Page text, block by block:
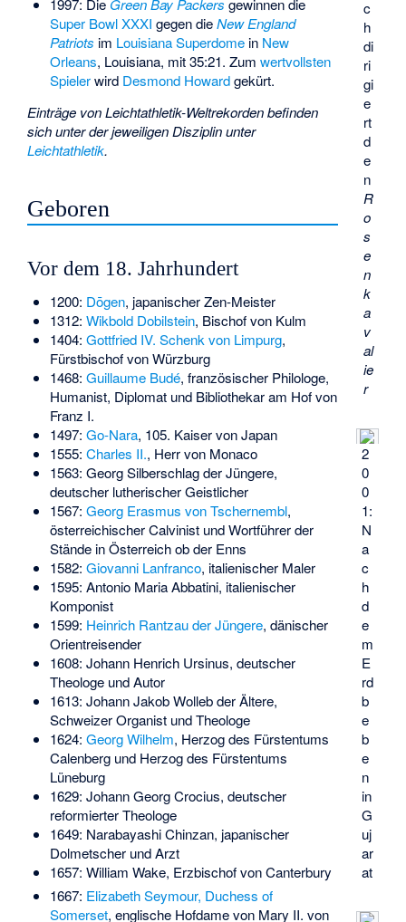
c
h
di
ri
gi
e
rt
d
e
n
R
o
s
e
n
k
a
v
a­l
ie
r
2
0
0
1:
N
a
c
h
d
e
m
E
rd
b
e
b
e
n
in
G
uj
ar
at
1997: Die Green Bay Packers gewinnen die
Super Bowl XXXI gegen dieNew England
Patriots im Louisiana Superdomein New
Orleans, Louisiana, mit 35:21. Zum wertvollsten
Spielerwird Desmond Howardgekürt.
Einträge von Leichtathletik-Weltrekorden befinden
sich unter der jeweiligen Disziplin unter
Leichtathletik.
Geboren
Vor dem 18. Jahrhundert
1200: Dōgen, japanischer Zen-Meister
1312: Wikbold Dobilstein, Bischof von Kulm
1404: Gottfried IV. Schenk von Limpurg,
Fürstbischof von Würzburg
1468: Guillaume Budé, französischer Philologe,
Humanist, Diplomat und Bibliothekar am Hof von
Franz I.
1497: Go-Nara, 105. Kaiser von Japan
1555: Charles II., Herr von Monaco
1563: Georg Silberschlag der Jüngere,
deutscher lutherischer Geistlicher
1567: Georg Erasmus von Tschernembl,
österreichischer Calvinist und Wortführer der
Stände in Österreich ob der Enns
1582: Giovanni Lanfranco, italienischer Maler
1595: Antonio Maria Abbatini, italienischer
Komponist
1599: Heinrich Rantzau der Jüngere, dänischer
Orientreisender
1608: Johann Henrich Ursinus, deutscher
Theologe und Autor
1613: Johann Jakob Wolleb der Ältere,
Schweizer Organist und Theologe
1624: Georg Wilhelm, Herzog des Fürstentums
Calenberg und Herzog des Fürstentums
Lüneburg
1629: Johann Georg Crocius, deutscher
reformierter Theologe
1649: Narabayashi Chinzan, japanischer
Dolmetscher und Arzt
1657: William Wake, Erzbischof von Canterbury
1667: Elizabeth Seymour, Duchess of
Somerset, englische Hofdame von Mary II. von